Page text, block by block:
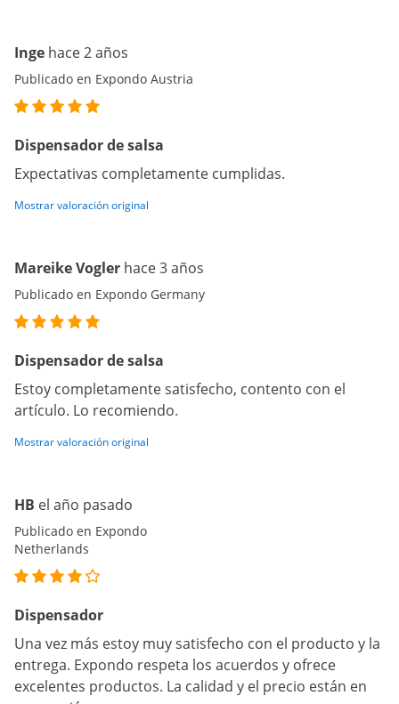
Inge hace 2 años
Publicado en Expondo Austria
Dispensador de salsa
Expectativas completamente cumplidas.
Mostrar valoración original
Mareike Vogler hace 3 años
Publicado en Expondo Germany
Dispensador de salsa
Estoy completamente satisfecho, contento con el
artículo. Lo recomiendo.
Mostrar valoración original
HB el año pasado
Publicado en Expondo
Netherlands
Dispensador
Una vez más estoy muy satisfecho con el producto y la
entrega. Expondo respeta los acuerdos y ofrece
excelentes productos. La calidad y el precio están en